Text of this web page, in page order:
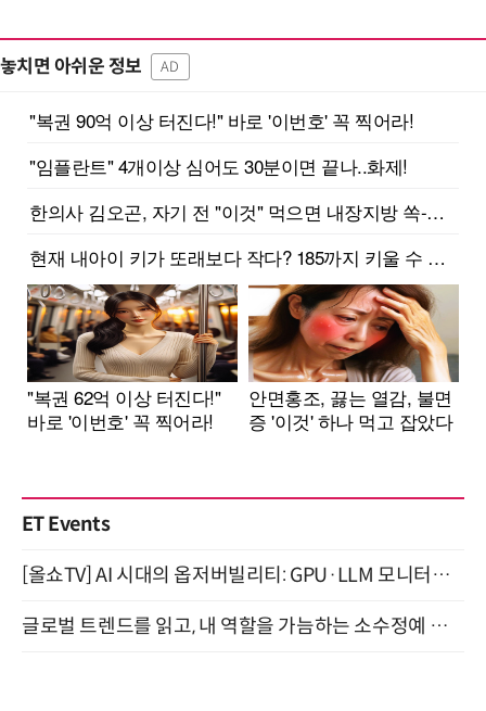
놓치면 아쉬운 정보 AD
ET Events
[올쇼TV] AI 시대의 옵저버빌리티: GPU·LLM 모니터링부터 AI 기반 장애 대응까지 (8/11 생방송)
글로벌 트렌드를 읽고, 내 역할을 가늠하는 소수정예 실습 워크숍 (8/28)